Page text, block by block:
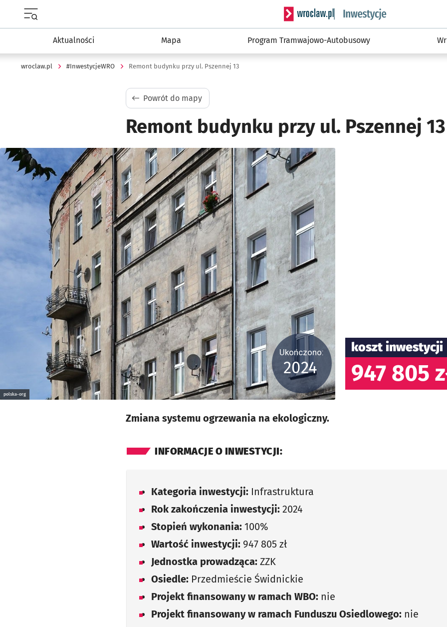
Serwis informacyjny wroclaw.pl podserwis:
Aktualności Mapa Program Tramwajowo-Autobusowy
wroclaw.pl #InwestycjeWRO Remont budynku przy ul. Pszennej 13
Powrót do mapy
Remont budynku przy ul. Pszennej 13
Kliknij, aby powiększyć
polska-org
Ukończono:
2024
koszt inwestycji
947 805
Zmiana systemu ogrzewania na ekologiczny.
INFORMACJE O INWESTYCJI:
Kategoria inwestycji: Infrastruktura
Rok zakończenia inwestycji: 2024
Stopień wykonania: 100%
Wartość inwestycji: 947 805 zł
Jednostka prowadząca: ZZK
Osiedle: Przedmieście Świdnickie
Projekt finansowany w ramach WBO: nie
Projekt finansowany w ramach Funduszu Osiedlowego: nie